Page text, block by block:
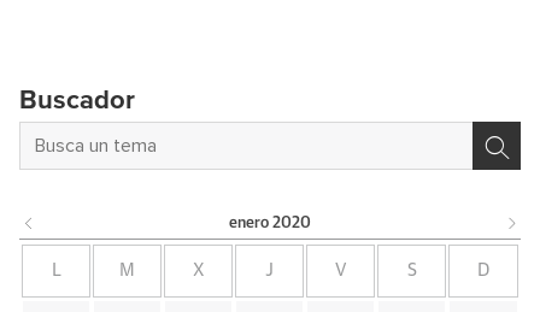
Buscador
enero 2020
M X J V S D